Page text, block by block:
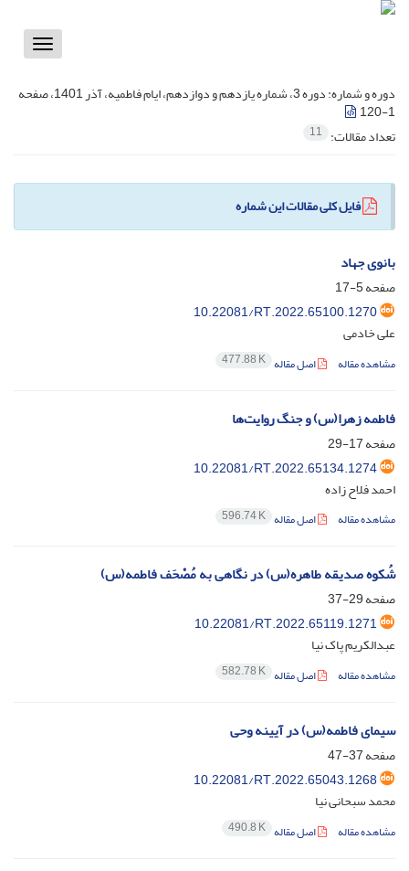
Toggle
دوره و شماره:
دوره 3، شماره یازدهم و دوازدهم، ایام فاطمیه، آذر 1401، صفحه
1-120
تعداد مقالات: 11
فایل کلی مقالات این شماره
بانوی جهاد
صفحه5-17
10.22081/RT.2022.65100.1270
علی خادمی
مشاهده مقاله اصل مقاله 477.88 K
فاطمه زهرا(س) و جنگ روایت‌ها
صفحه17-29
10.22081/RT.2022.65134.1274
احمد فلاح زاده
مشاهده مقاله اصل مقاله 596.74 K
شُکوه صدیقه طاهره(س) در نگاهی به مُصْحَف فاطمه(س)
صفحه29-37
10.22081/RT.2022.65119.1271
عبدالکریم پاک نیا
مشاهده مقاله اصل مقاله 582.78 K
سیمای فاطمه(س) در آیینه وحی
صفحه37-47
10.22081/RT.2022.65043.1268
محمد سبحانی نیا
مشاهده مقاله اصل مقاله 490.8 K